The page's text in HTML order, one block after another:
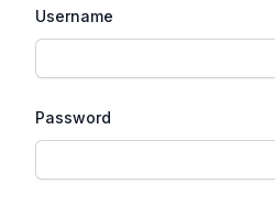
Username
Password